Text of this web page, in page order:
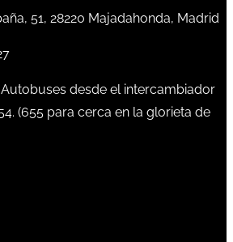
51, 28220 Majadahonda, Madrid
Autobuses desde el intercambiador
. (655 para cerca en la glorieta de